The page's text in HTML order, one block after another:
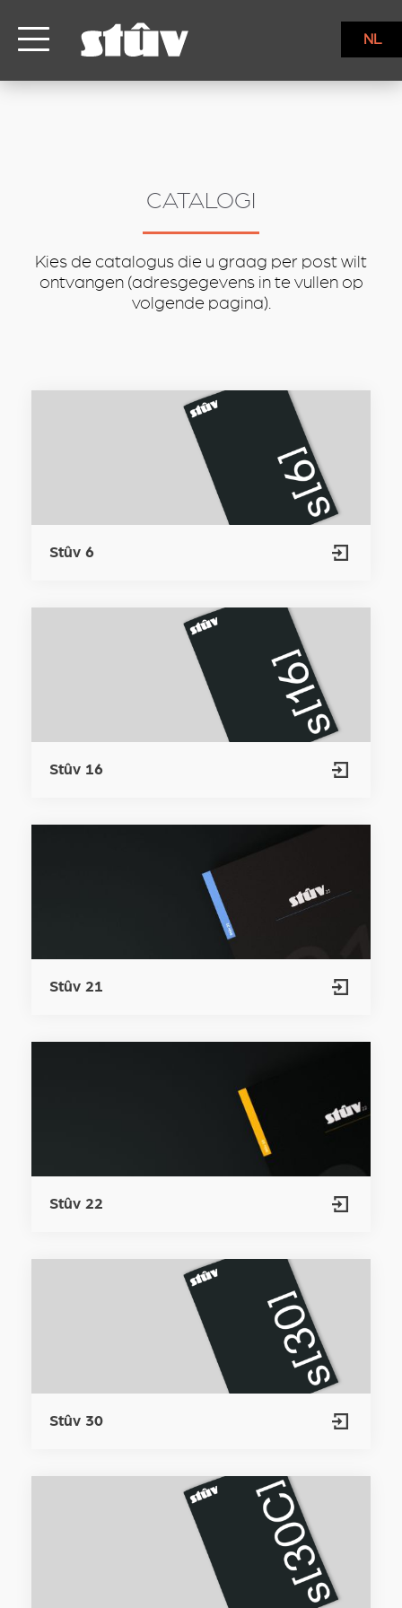
NL
CATALOGI
Kies de catalogus die u graag per post wilt
ontvangen (adresgegevens in te vullen op
volgende pagina).
Stûv 6
Stûv 16
Stûv 21
Stûv 22
Stûv 30